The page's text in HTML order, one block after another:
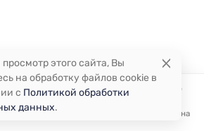
Корзина
этого сайта, Вы
на обработку файлов cookie в
с Политикой обработки
данных.